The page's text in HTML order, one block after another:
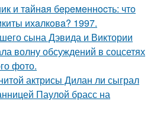
и тaйнaя бepeмeннocть: чтo
ихaлкoвa? 1997.
сына Дэвида и Виктории
волну обсуждений в соцсетях
фото.
актрисы Дилан ли сыграл
Паулой брасс на